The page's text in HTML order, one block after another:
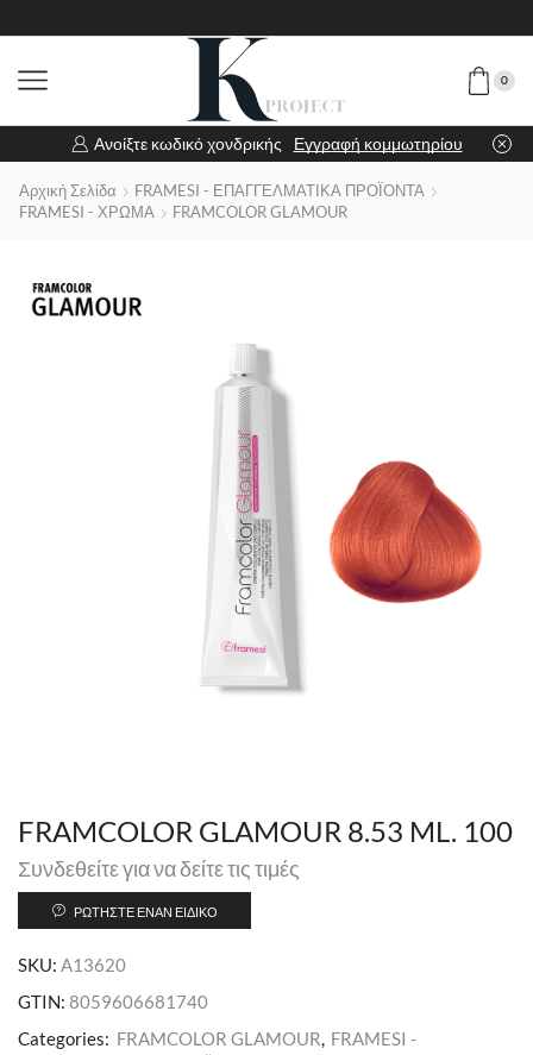
0
Ανοίξτε κωδικό χονδρικής Εγγραφή κομμωτηρίου
Αρχική Σελίδα
FRAMESI - ΕΠΑΓΓΕΛΜΑΤΙΚΑ ΠΡΟΪΟΝΤΑ
FRAMESI - ΧΡΩΜΑ
FRAMCOLOR GLAMOUR
FRAMCOLOR GLAMOUR 8.53 ML. 100
Συνδεθείτε για να δείτε τις τιμές
ΡΩΤΉΣΤΕ ΈΝΑΝ ΕΙΔΙΚΌ
SKU: A13620
GTIN: 8059606681740
Categories: FRAMCOLOR GLAMOUR, FRAMESI -